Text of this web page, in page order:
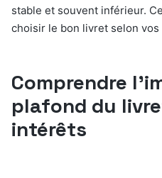
stable et souvent inférieur.
choisir le bon livret selon vos
Comprendre
plafond du
intérêts